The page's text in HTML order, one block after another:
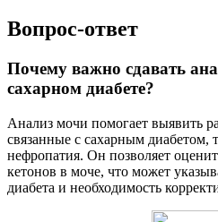
Вопрос-ответ
Почему важно сдавать
сахарном диабете?
Анализ мочи помогает выявить
связанные с сахарным диабетом,
нефропатия. Он позволяет
кетонов в моче, что может
диабета и необходимость